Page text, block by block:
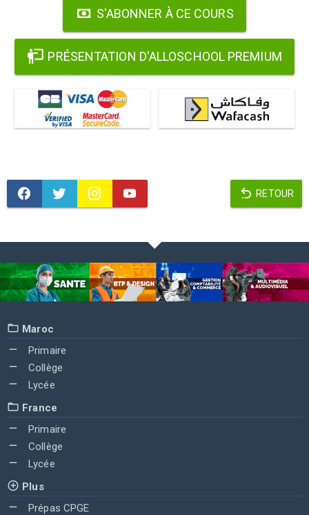
S'ABONNER À CE COURS
PRÉSENTATION D'ALLOSCHOOL PREMIUM
RETOUR
Maroc
Primaire
Collège
Lycée
France
Primaire
Collège
Lycée
Plus
Prépas CPGE